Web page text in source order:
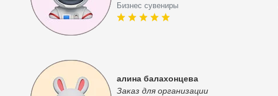
Бизнес сувениры
алина балахонцева
Заказ для организации